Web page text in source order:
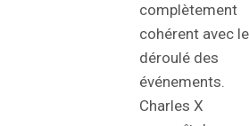
complètement
cohérent avec le
déroulé des
événements.
Charles X